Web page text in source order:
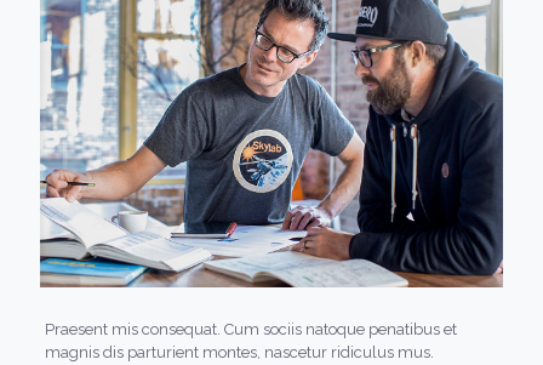
Praesent mis consequat. Cum sociis natoque penatibus et
magnis dis parturient montes, nascetur ridiculus mus.